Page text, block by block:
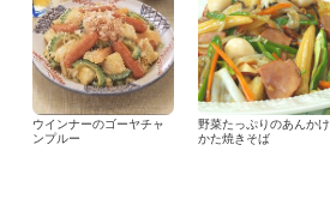
ウインナーのゴーヤチャ
ンプルー
野菜たっぷりのあんかけ
かた焼きそば